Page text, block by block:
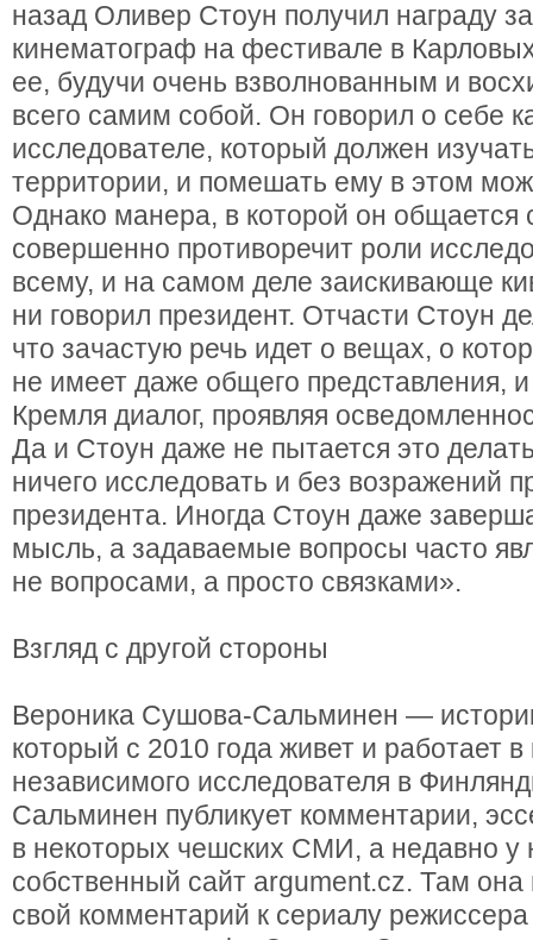
назад Оливер Стоун получил награду
кинематограф на фестивале в
ее, будучи очень взволнованным и
всего самим собой. Он говорил о себе
исследователе, который должен
территории, и помешать ему в этом
Однако манера, в которой он
совершенно противоречит роли
всему, и на самом деле заискивающе
ни говорил президент. Отчасти Стоун
что зачастую речь идет о вещах, о
не имеет даже общего представления, и
Кремля диалог, проявляя
Да и Стоун даже не пытается это
ничего исследовать и без возражений
президента. Иногда Стоун даже
мысль, а задаваемые вопросы часто
не вопросами, а просто связками».
Взгляд с другой стороны
Вероника Сушова-Сальминен —
который с 2010 года живет и работает в
независимого исследователя в
Сальминен публикует комментарии,
в некоторых чешских СМИ, а недавно у
собственный сайт argument.cz. Там она
свой комментарий к сериалу